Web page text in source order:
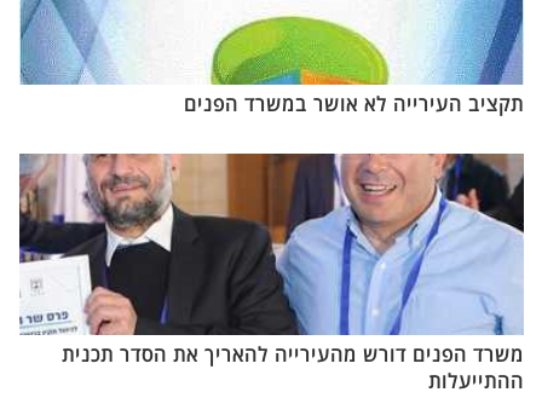
תקציב העירייה לא אושר במשרד הפנים
משרד הפנים דורש מהעירייה להאריך את הסדר תכנית
ההתייעלות